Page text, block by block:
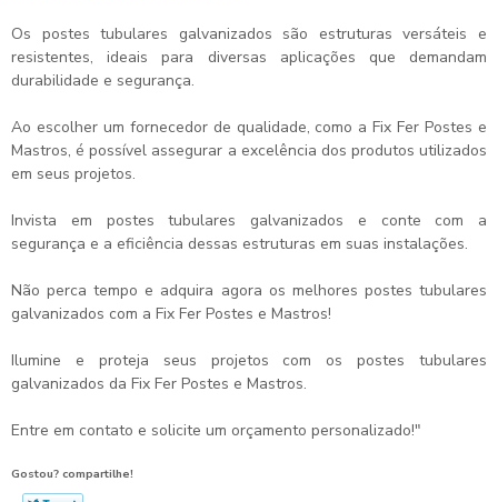
Os postes tubulares galvanizados são estruturas versáteis e
resistentes, ideais para diversas aplicações que demandam
durabilidade e segurança.
Ao escolher um fornecedor de qualidade, como a Fix Fer Postes e
Mastros, é possível assegurar a excelência dos produtos utilizados
em seus projetos.
Invista em postes tubulares galvanizados e conte com a
segurança e a eficiência dessas estruturas em suas instalações.
Não perca tempo e adquira agora os melhores postes tubulares
galvanizados com a Fix Fer Postes e Mastros!
Ilumine e proteja seus projetos com os postes tubulares
galvanizados da Fix Fer Postes e Mastros.
Entre em contato e solicite um orçamento personalizado!"
Gostou? compartilhe!